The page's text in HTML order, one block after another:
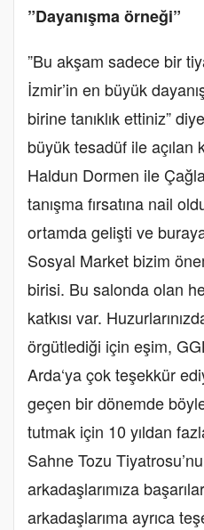
”Dayanışma örneği”
”Bu akşam sadece bir
İzmir’in en büyük
birine tanıklık ettiniz”
büyük tesadüf ile açılan
Haldun Dormen ile
tanışma fırsatına nail
ortamda gelişti ve
Sosyal Market bizim
birisi. Bu salonda olan
katkısı var.
örgütlediği için eşim,
Arda‘ya çok teşekkür
geçen bir dönemde
tutmak için 10 yıldan
Sahne Tozu
arkadaşlarımıza
arkadaşlarıma ayrıca